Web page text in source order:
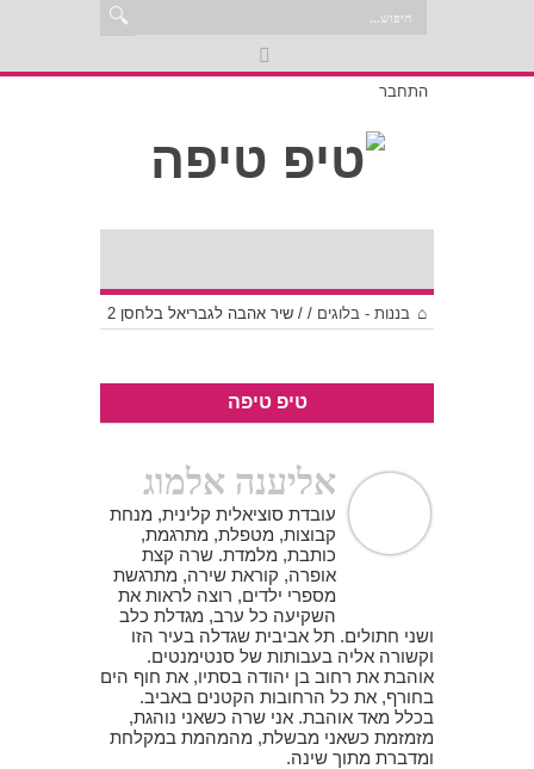
התחבר
בננות - בלוגים /
/ שיר אהבה לגבריאל בלחסן 2
טיפ טיפה
אליענה אלמוג
עובדת סוציאלית קלינית, מנחת
קבוצות, מטפלת, מתרגמת,
כותבת, מלמדת. שרה קצת
אופרה, קוראת שירה, מתרגשת
מספרי ילדים, רוצה לראות את
השקיעה כל ערב, מגדלת כלב
ושני חתולים. תל אביבית שגדלה בעיר הזו
וקשורה אליה בעבותות של סנטימנטים.
אוהבת את רחוב בן יהודה בסתיו, את חוף הים
בחורף, את כל הרחובות הקטנים באביב.
בכלל מאד אוהבת. אני שרה כשאני נוהגת,
מזמזמת כשאני מבשלת, מהמהמת במקלחת
ומדברת מתוך שינה.